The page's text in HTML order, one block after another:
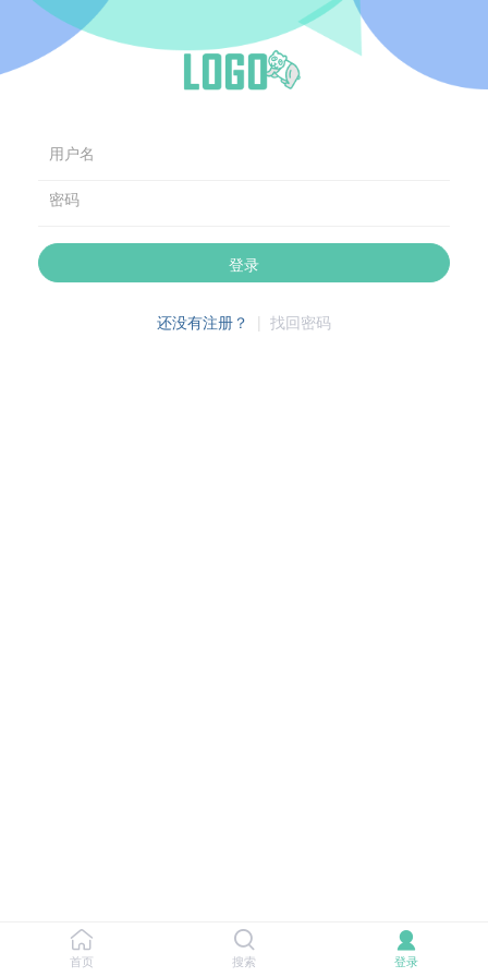
用户名
密码
登录
还没有注册？ | 找回密码
首页 搜索 登录